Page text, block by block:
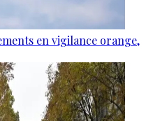
en vigilance orange,